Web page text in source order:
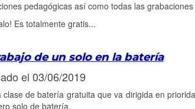
pedagógicas así como todas las
Es totalmente gratis...
de un solo en la batería
el 03/06/2019
clase de batería gratuita que va dirigida en
solo de batería.